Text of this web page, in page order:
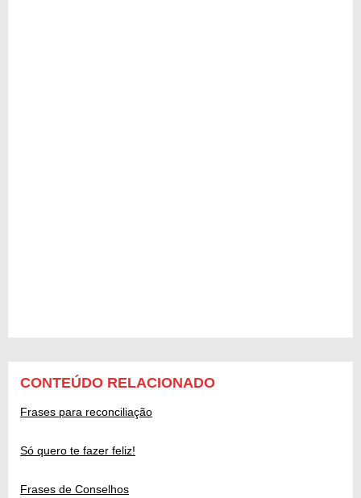
CONTEÚDO RELACIONADO
Frases para reconciliação
Só quero te fazer feliz!
Frases de Conselhos